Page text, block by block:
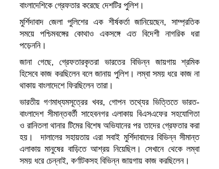
বাংলাদেশিকে গ্রেফতার করেছে দেশটির পুলিশ।
মুর্শিদাবাদ জেলা পুলিশের এক শীর্ষকর্তা জানিয়েছেন, সাম্প্রতিক
সময়ে পশ্চিমবঙ্গের কোথাও একসঙ্গে এত বিদেশী নাগরিক ধরা
পড়েননি।
জানা গেছে, গ্রেফতারকৃতরা ভারতের বিভিন্ন জায়গায় শ্রমিক
হিসেবে কাজ করছিলেন বলে জানায় পুলিশ। লম্বা সময় ধরে কাজ না
থাকায় বাংলাদেশে ফিরছিলেন তারা।
ভারতীয় গণমাধ্যমসূত্রের খবর, গোপন তথ্যের ভিত্তিতে ভারত-
বাংলাদেশ সীমান্তবর্তী সাহেবনগর এলাকায় বিএসএফের সহযোগিতা
ও রানিতলা থানার টিমের বিশেষ অভিযানের পর তাদের গ্রেফতার করা
হয়। দালালের সহায়তায় এরা সবাই মুর্শিদাবাদের বিভিন্ন সীমান্ত
এলাকায় মানুষের বাড়িতে আশ্রয় নিয়েছিল। সেখানে থেকে লম্বা
সময় ধরে চেন্নাই, কর্ণাটকসহ বিভিন্ন জায়গায় কাজ করছিলেন।